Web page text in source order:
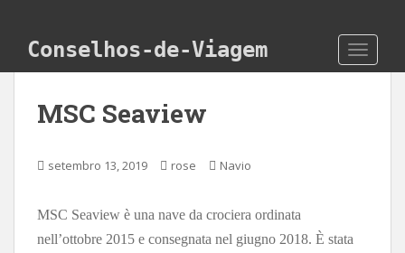
Conselhos-de-Viagem
MSC Seaview
setembro 13, 2019 rose Navio
MSC Seaview è una nave da crociera ordinata
nell’ottobre 2015 e consegnata nel giugno 2018. È stata